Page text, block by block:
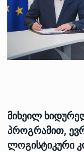
მიხეილ
პროგრამით,
ლოგისტიკური